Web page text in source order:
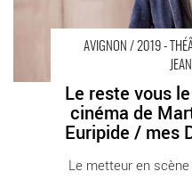
AVIGNON / 2019 -
Le reste vous
cinéma de
Euripide / mes